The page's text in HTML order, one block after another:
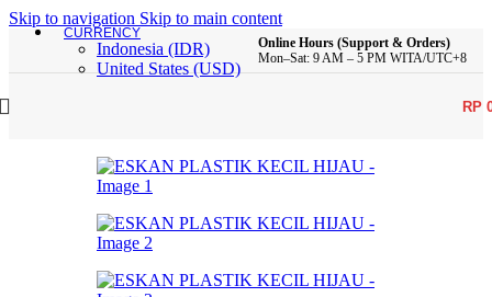
Skip to navigation Skip to main content
CURRENCY
Indonesia (IDR)
United States (USD)
Online Hours (Support & Orders)
Mon–Sat: 9 AM – 5 PM WITA/UTC+8
RP